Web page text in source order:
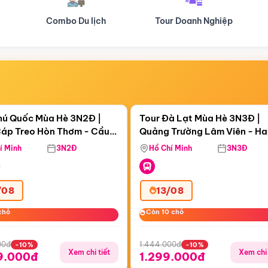
Tour Doanh Nghiệp Du lịch Hành Hương
14:04:23
Treo Hòn Thơm
Quốc Mùa Hè 3N2Đ |
Treo Hòn Thơm - Cầu
Viên Nước Aquatopia
Minh 3N2Đ
-10%
Xem chi tiết
Còn05 ngày 14:04:23
Tour Đà Lạt Mùa Hè 3N3Đ |
Quảng Trường Lâm Viên -
Hill - Puppy Farm
Hồ Chí Minh 3N3Đ
13/08
Còn 10 chỗ
Còn 10 chỗ
1.444.000đ -10%
1.299.000đ Xem